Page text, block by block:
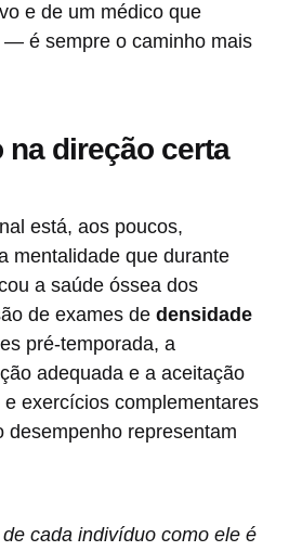
e de um médico que
— é sempre o caminho mais
na direção certa
está, aos poucos,
mentalidade que durante
a saúde óssea dos
de exames de densidade
pré-temporada, a
adequada e a aceitação
exercícios complementares
desempenho representam
cada indivíduo como ele é